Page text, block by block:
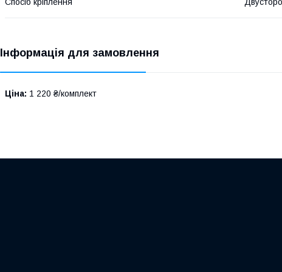
Інформація для замовлення
Ціна: 1 220 ₴/комплект